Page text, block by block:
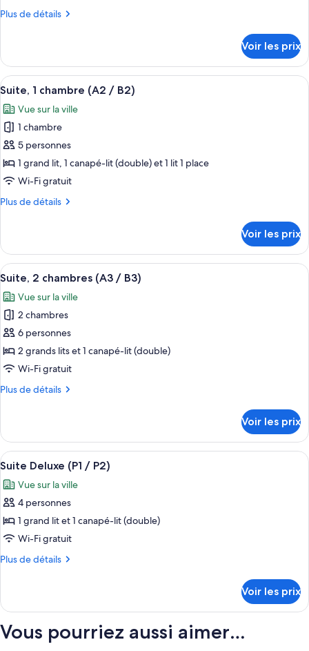
chambre :
(A1
/
B1)
Plus de détails
Plus
le
type
de
Suite
Standard
(A1
/
B1)
Voir les prix
Afficher
toutes
les
photos
pour
ce
type
chambre :
chambre
(A2
/
B2)
Un lit bien fait, avec une literie
41
Suite, 1 chambre (A2 / B2)
Vue sur la ville
1 chambre
5 personnes
1 grand lit, 1 canapé-lit (double) et 1 lit 1 place
Wi-Fi gratuit
Plus de détails
Plus
le
type
de
Suite,
chambre
(A2
/
B2)
Voir les prix
Afficher
toutes
les
photos
pour
ce
type
chambre :
chambres
(A3
/
B3)
Une chambre d’hôtel moderne,
42
Suite, 2 chambres (A3 / B3)
Vue sur la ville
2 chambres
6 personnes
2 grands lits et 1 canapé-lit (double)
Wi-Fi gratuit
Plus de détails
Plus
le
type
de
Suite,
2
(A3
/
Voir les prix
Afficher
toutes
les
photos
pour
ce
type
Suite
Deluxe
(P1
Un espace de restauration en plein
50
Suite Deluxe (P1 / P2)
Vue sur la ville
4 personnes
1 grand lit et 1 canapé-lit (double)
Wi-Fi gratuit
Plus de détails
Plus
le
de
Voir les prix
Vous pourriez aussi aimer…